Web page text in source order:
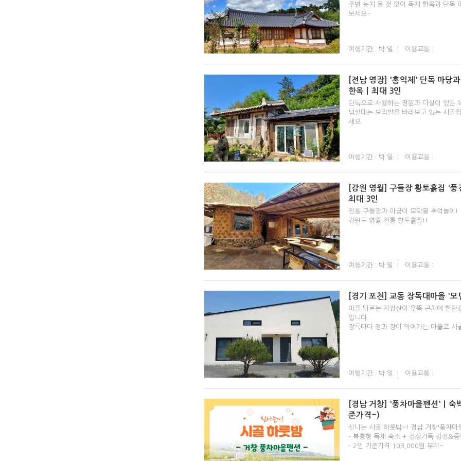
주변 눈치 볼 것 없이 독채 한옥과 단독
보세요~
여행기간 : 박 일 l 이용교통 :
[전남 영광] '홍익제' 단독 마당
한옥ㅣ최대 3인
단독으로 사용하는 정원과 다실이 있는
넘실대는 보리밭을 바라보고 있는 시골
세요.
여행기간 : 박 일 l 이용교통 :
[강원 영월] 구들장 황토흙집 '
최대 3인
전통 구들장과 아궁이 모닥불 추억놀이!
강원도 영월 전통 황토흙집!!
여행기간 : 박 일 l 이용교통 :
[경기 포천] 교동 장독대마을 '
마을 뒤로는 지장산이 우뚝 근처에 한탄
입니다.
장독마다 정과 장이 익어가는 마을로 시
여행기간 : 박 일 l 이용교통 :
[경남 거창] '풍차마을펜션'ㅣ숙
준가격~)
신나는 시골 하룻밤~! 경남 거창'풍차마
- 복층형 독채 숙소 + 정성가득 강정&증
- 2인 기준가격 103,000원 부터~